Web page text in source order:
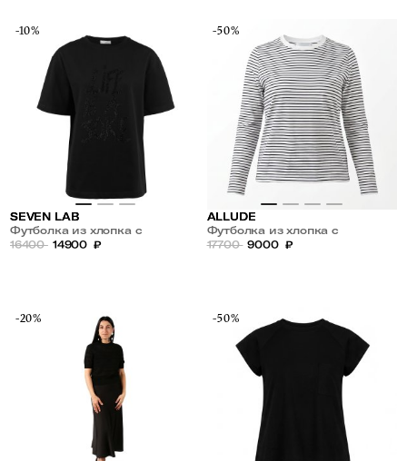
-10%
SEVEN LAB
Футболка из хлопка с
надписью из черных страз
16400 14900 ₽
-50%
ALLUDE
Футболка из хлопка с
длинным рукавом
17700 9000 ₽
-20% -50%